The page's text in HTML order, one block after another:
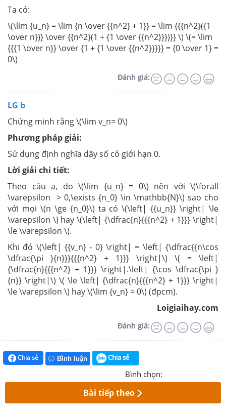
Ta có:
\(\lim {u_n} = \lim {n \over {{n^2} + 1}} = \lim {{{n^2}({1
\over n})} \over {{n^2}(1 + {1 \over {{n^2}}})}} \) \(= \lim
{{{1 \over n}} \over {1 + {1 \over {{n^2}}}}} = {0 \over 1} =
0\)
Đánh giá:
LG b
Chứng minh rằng \(\lim v_n= 0\)
Phương pháp giải:
Sử dụng định nghĩa dãy số có giới hạn 0.
Lời giải chi tiết:
Theo câu a, do \(\lim {u_n} = 0\) nên với \(\forall
\varepsilon > 0,\exists {n_0} \in \mathbb{N}\) sao cho
với mọi \(n \ge {n_0}\) ta có \(\left| {{u_n}} \right| \le
\varepsilon \) hay \(\left| {\dfrac{n}{{{n^2} + 1}}} \right|
\le \varepsilon \).
Khi đó \(\left| {{v_n} - 0} \right| = \left| {\dfrac{{n\cos
\dfrac{\pi }{n}}}{{{n^2} + 1}}} \right|\) \( = \left|
{\dfrac{n}{{{n^2} + 1}}} \right|.\left| {\cos \dfrac{\pi }
{n}} \right|\) \( \le \left| {\dfrac{n}{{{n^2} + 1}}} \right|
\le \varepsilon \) hay \(\lim {v_n} = 0\) (đpcm).
Loigiaihay.com
Đánh giá:
Chia sẻ Bình luận Chia sẻ
Bình chọn:
Bài tiếp theo